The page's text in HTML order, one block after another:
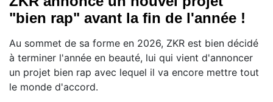
"bien rap" avant la fin de l'année !
Au sommet de sa forme en 2026, ZKR est bien décidé
à terminer l'année en beauté, lui qui vient d'annoncer
un projet bien rap avec lequel il va encore mettre tout
le monde d'accord.